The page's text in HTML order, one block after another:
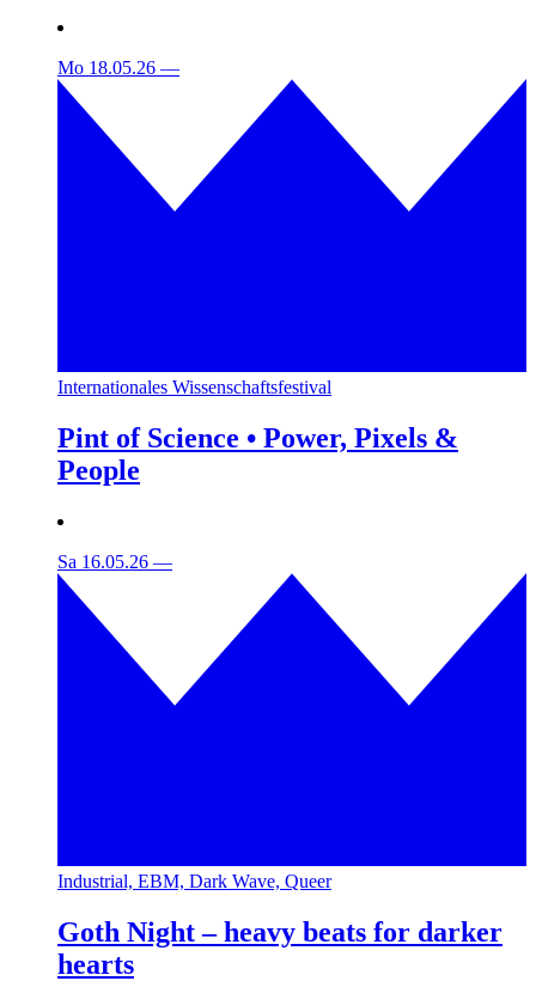
Mo 18.05.26 —
Internationales Wissenschaftsfestival
Pint of Science • Power, Pixels &
People
Sa 16.05.26 —
Industrial, EBM, Dark Wave, Queer
Goth Night – heavy beats for darker
hearts